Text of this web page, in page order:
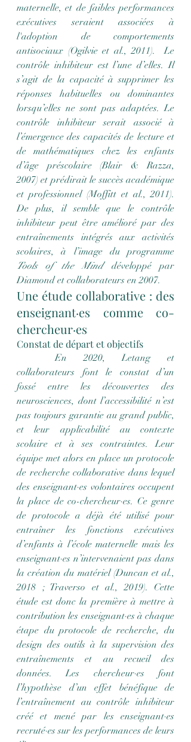
maternelle, et de faibles performances
exécutives seraient associées à
l'adoption de comportements
antisociaux (Ogilvie et al., 2011).  Le
contrôle inhibiteur est l’une d’elles. Il
s’agit de la capacité à supprimer les
réponses habituelles ou dominantes
lorsqu’elles ne sont pas adaptées. Le
contrôle inhibiteur serait associé à
l’émergence des capacités de lecture et
de mathématiques chez les enfants
d’âge préscolaire (Blair & Razza,
2007) et prédirait le succès académique
et professionnel (Moffitt et al., 2011).
De plus, il semble que le contrôle
inhibiteur peut être amélioré par des
entraînements intégrés aux activités
Tools of the Mind développé par
Diamond et collaborateurs en 2007.
Une étude collaborative : des
enseignant·es comme co-
chercheur·es
Constat de départ et objectifs
	En 2020, Letang et
collaborateurs font le constat d’un
fossé entre les découvertes des
neurosciences, dont l’accessibilité n’est
pas toujours garantie au grand public,
et leur applicabilité au contexte
scolaire et à ses contraintes. Leur
équipe met alors en place un protocole
de recherche collaborative dans lequel
des enseignant·es volontaires occupent
la place de co-chercheur·es. Ce genre
de protocole a déjà été utilisé pour
entraîner les fonctions exécutives
d’enfants à l’école maternelle mais les
enseignant·es n’intervenaient pas dans
la création du matériel (Duncan et al.,
2018 ; Traverso et al., 2019). Cette
étude est donc la première à mettre à
contribution les enseignant·es à chaque
étape du protocole de recherche, du
design des outils à la supervision des
entraînements et au recueil des
données.
Les chercheur·es font
l’hypothèse d’un effet bénéfique de
l’entraînement au contrôle inhibiteur
créé et mené par les enseignant·es
recruté·es sur les performances de leurs